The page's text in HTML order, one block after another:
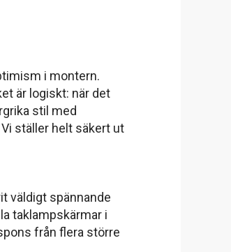
i montern.
är logiskt: när det
stil med
ställer helt säkert ut
väldigt spännande
taklampskärmar i
från flera större